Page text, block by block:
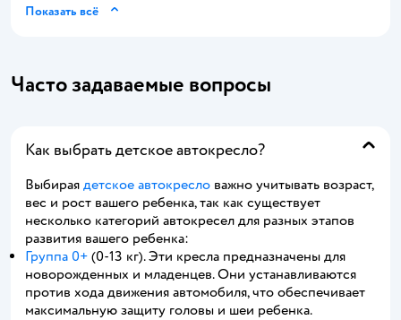
Показать всё
Часто задаваемые вопросы
Как выбрать детское автокресло?
Выбирая детское автокресло важно учитывать возраст,
вес и рост вашего ребенка, так как существует
несколько категорий автокресел для разных этапов
развития вашего ребенка:
Группа 0+ (0-13 кг). Эти кресла предназначены для
новорожденных и младенцев. Они устанавливаются
против хода движения автомобиля, что обеспечивает
максимальную защиту головы и шеи ребенка.